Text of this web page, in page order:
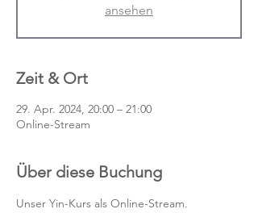
ansehen
Zeit & Ort
29. Apr. 2024, 20:00 – 21:00
Online-Stream
Über diese Buchung
Unser Yin-Kurs als Online-Stream.